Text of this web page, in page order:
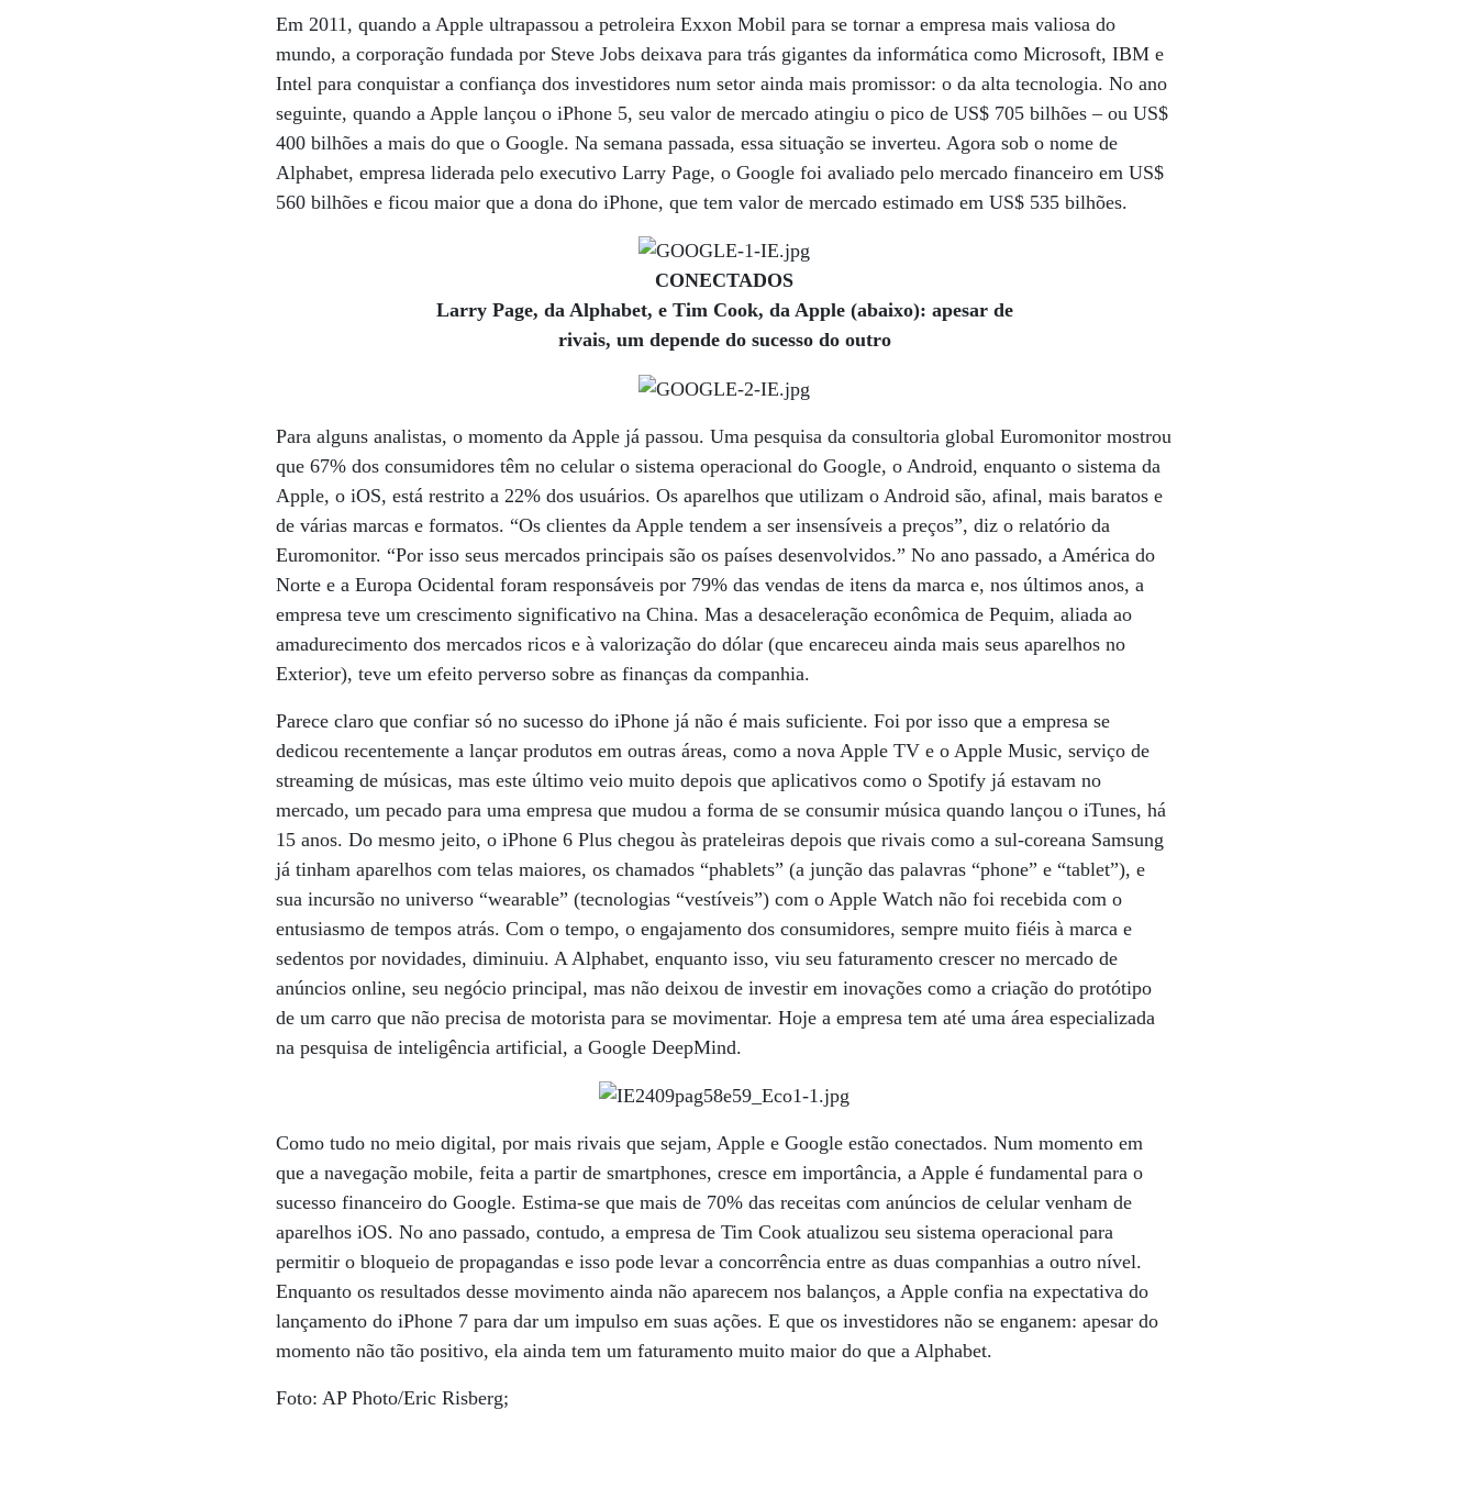
Em 2011, quando a Apple ultrapassou a petroleira Exxon Mobil para se tornar a empresa mais valiosa do
mundo, a corporação fundada por Steve Jobs deixava para trás gigantes da informática como Microsoft, IBM e
Intel para conquistar a confiança dos investidores num setor ainda mais promissor: o da alta tecnologia. No ano
seguinte, quando a Apple lançou o iPhone 5, seu valor de mercado atingiu o pico de US$ 705 bilhões – ou US$
400 bilhões a mais do que o Google. Na semana passada, essa situação se inverteu. Agora sob o nome de
Alphabet, empresa liderada pelo executivo Larry Page, o Google foi avaliado pelo mercado financeiro em US$
560 bilhões e ficou maior que a dona do iPhone, que tem valor de mercado estimado em US$ 535 bilhões.
CONECTADOS
Larry Page, da Alphabet, e Tim Cook, da Apple (abaixo): apesar de
rivais, um depende do sucesso do outro
Para alguns analistas, o momento da Apple já passou. Uma pesquisa da consultoria global Euromonitor mostrou
que 67% dos consumidores têm no celular o sistema operacional do Google, o Android, enquanto o sistema da
Apple, o iOS, está restrito a 22% dos usuários. Os aparelhos que utilizam o Android são, afinal, mais baratos e
de várias marcas e formatos. “Os clientes da Apple tendem a ser insensíveis a preços”, diz o relatório da
Euromonitor. “Por isso seus mercados principais são os países desenvolvidos.” No ano passado, a América do
Norte e a Europa Ocidental foram responsáveis por 79% das vendas de itens da marca e, nos últimos anos, a
empresa teve um crescimento significativo na China. Mas a desaceleração econômica de Pequim, aliada ao
amadurecimento dos mercados ricos e à valorização do dólar (que encareceu ainda mais seus aparelhos no
Exterior), teve um efeito perverso sobre as finanças da companhia.
Parece claro que confiar só no sucesso do iPhone já não é mais suficiente. Foi por isso que a empresa se
dedicou recentemente a lançar produtos em outras áreas, como a nova Apple TV e o Apple Music, serviço de
streaming de músicas, mas este último veio muito depois que aplicativos como o Spotify já estavam no
mercado, um pecado para uma empresa que mudou a forma de se consumir música quando lançou o iTunes, há
15 anos. Do mesmo jeito, o iPhone 6 Plus chegou às prateleiras depois que rivais como a sul-coreana Samsung
já tinham aparelhos com telas maiores, os chamados “phablets” (a junção das palavras “phone” e “tablet”), e
sua incursão no universo “wearable” (tecnologias “vestíveis”) com o Apple Watch não foi recebida com o
entusiasmo de tempos atrás. Com o tempo, o engajamento dos consumidores, sempre muito fiéis à marca e
sedentos por novidades, diminuiu. A Alphabet, enquanto isso, viu seu faturamento crescer no mercado de
anúncios online, seu negócio principal, mas não deixou de investir em inovações como a criação do protótipo
de um carro que não precisa de motorista para se movimentar. Hoje a empresa tem até uma área especializada
na pesquisa de inteligência artificial, a Google DeepMind.
Como tudo no meio digital, por mais rivais que sejam, Apple e Google estão conectados. Num momento em
que a navegação mobile, feita a partir de smartphones, cresce em importância, a Apple é fundamental para o
sucesso financeiro do Google. Estima-se que mais de 70% das receitas com anúncios de celular venham de
aparelhos iOS. No ano passado, contudo, a empresa de Tim Cook atualizou seu sistema operacional para
permitir o bloqueio de propagandas e isso pode levar a concorrência entre as duas companhias a outro nível.
Enquanto os resultados desse movimento ainda não aparecem nos balanços, a Apple confia na expectativa do
lançamento do iPhone 7 para dar um impulso em suas ações. E que os investidores não se enganem: apesar do
momento não tão positivo, ela ainda tem um faturamento muito maior do que a Alphabet.
Foto: AP Photo/Eric Risberg;